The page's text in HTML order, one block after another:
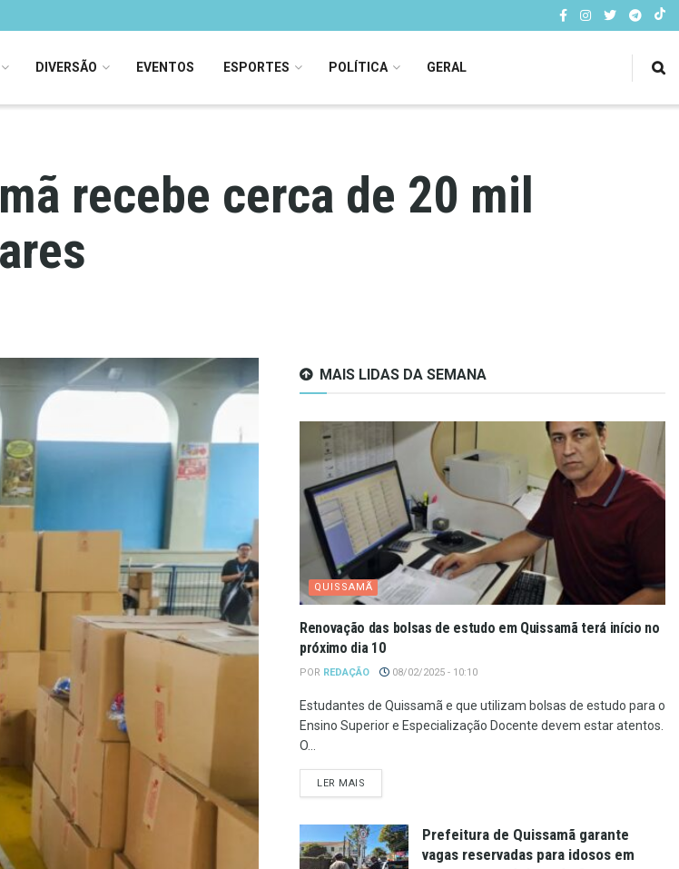
DIVERSÃO EVENTOS ESPORTES POLÍTICA GERAL
recebe cerca de 20 mil
MAIS LIDAS DA SEMANA
QUISSAMÃ
Renovação das bolsas de estudo em Quissamã terá início no
próximo dia 10
POR REDAÇÃO 08/02/2025 - 10:10
Estudantes de Quissamã e que utilizam bolsas de estudo para o
Ensino Superior e Especialização Docente devem estar atentos.
O...
LER MAIS
Prefeitura de Quissamã garante
vagas reservadas para idosos em